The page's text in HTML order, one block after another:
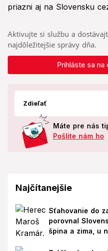
priazni aj na Slovensku
Aktivujte si službu a
najdôležitejšie správy dňa.
Prihláste sa
Zdieľať
Máte pre nás
Pošlite nám ho
Najčítanejšie
Sťahovanie do
porovnal
špina a zima, u